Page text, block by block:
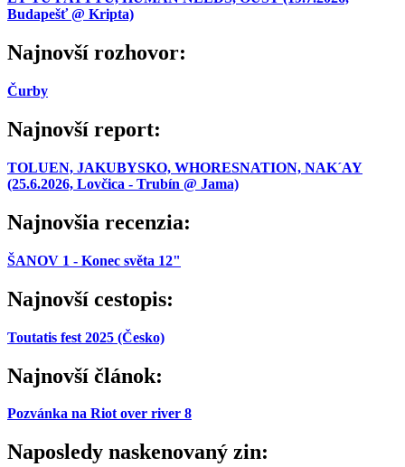
Budapešť @ Kripta)
Najnovší rozhovor:
Čurby
Najnovší report:
TOLUEN, JAKUBYSKO, WHORESNATION, NAK´AY
(25.6.2026, Lovčica - Trubín @ Jama)
Najnovšia recenzia:
ŠANOV 1 - Konec světa 12"
Najnovší cestopis:
Toutatis fest 2025 (Česko)
Najnovší článok:
Pozvánka na Riot over river 8
Naposledy naskenovaný zin: